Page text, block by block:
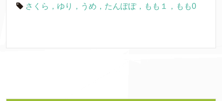
さくら，ゆり，うめ，たんぽぽ，もも１，もも0